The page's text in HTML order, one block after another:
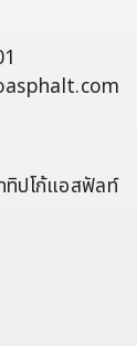
ทิปโก้แอสฟัลท์